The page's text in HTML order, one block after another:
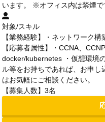
います。 ※オフィス内は禁煙で
対象/スキル
【業務経験】・ネットワーク構
【応募者属性】・CCNA、
docker/kubernetes ・仮想環境
ル等をお持ちであれば、お申
はお気軽にご相談ください。
【募集人数】3名